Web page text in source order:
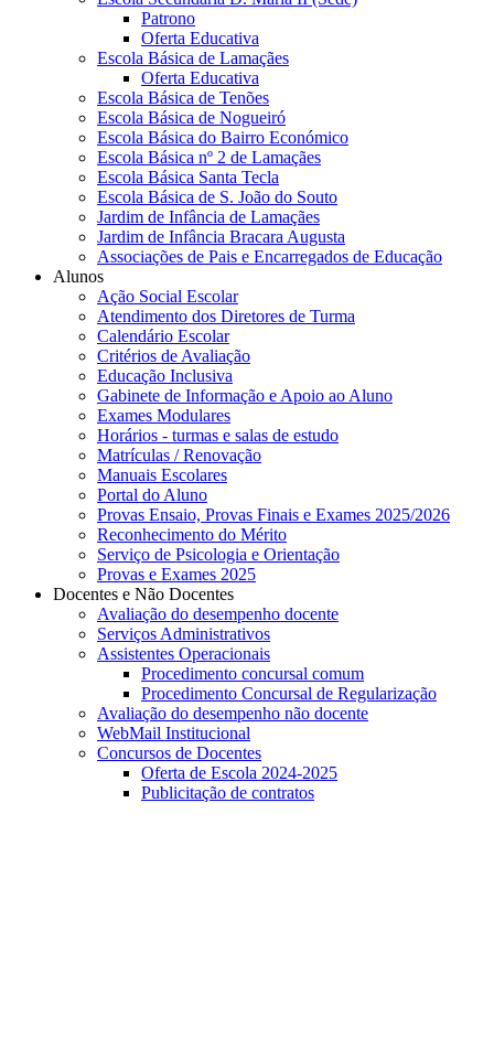
Patrono
Oferta Educativa
Escola Básica de Lamaçães
Oferta Educativa
Escola Básica de Tenões
Escola Básica de Nogueiró
Escola Básica do Bairro Económico
Escola Básica nº 2 de Lamaçães
Escola Básica Santa Tecla
Escola Básica de S. João do Souto
Jardim de Infância de Lamaçães
Jardim de Infância Bracara Augusta
Associações de Pais e Encarregados de Educação
Alunos
Ação Social Escolar
Atendimento dos Diretores de Turma
Calendário Escolar
Critérios de Avaliação
Educação Inclusiva
Gabinete de Informação e Apoio ao Aluno
Exames Modulares
Horários - turmas e salas de estudo
Matrículas / Renovação
Manuais Escolares
Portal do Aluno
Provas Ensaio, Provas Finais e Exames 2025/2026
Reconhecimento do Mérito
Serviço de Psicologia e Orientação
Provas e Exames 2025
Docentes e Não Docentes
Avaliação do desempenho docente
Serviços Administrativos
Assistentes Operacionais
Procedimento concursal comum
Procedimento Concursal de Regularização
Avaliação do desempenho não docente
WebMail Institucional
Concursos de Docentes
Oferta de Escola 2024-2025
Publicitação de contratos